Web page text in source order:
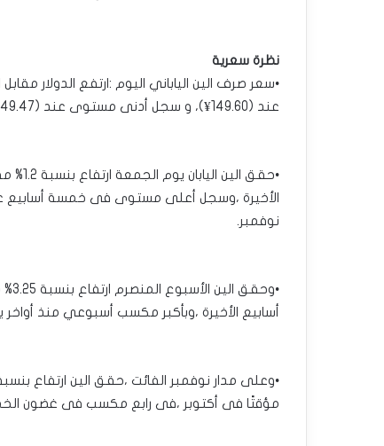
نظرة سعرية
عند (149.60¥)، و سجل أدنى مستوى عند (149.47¥).
•حقق
نوفمبر.
أسابيع الأخيرة ،وبأكبر مكسب أسبوعي منذ أواخر
مؤقتًا فى أكتوبر ،فى رابع مكسب فى غضون